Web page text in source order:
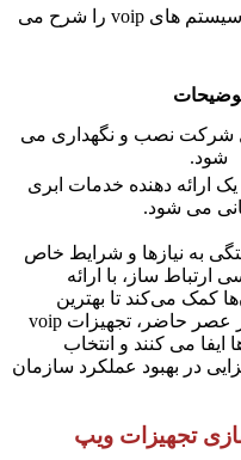
در اینجا یک جدول وجود دارد که انواع سیستم های voip را شرح می
شرکت نصب و نگهداری می
شود.
ارائه دهنده خدمات ابری
می شود.
به نیازها و شرایط خاص
ساز، با ارائه
کمک می‌کند تا بهترین
انتخاب را در این زمینه داشته باشند.در عصر حاضر، تجهیزات voip
می کنند و انتخاب
در بهبود عملکرد سازمان
تجهیزات ویپ